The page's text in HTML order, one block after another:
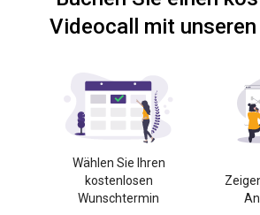
Videocall mit
Wählen Sie Ihren
kostenlosen
Wunschtermin